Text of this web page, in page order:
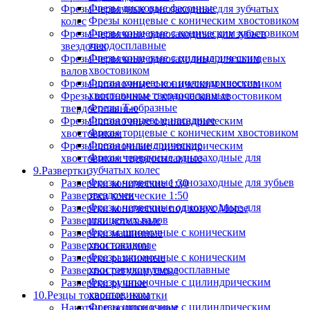
Фрезы червячные однозаходные для зубчатых
колес
Фрезы червячные однозаходные для зубьев
звездочек
Фрезы червячные однозаходные для шлицевых
валов
Фрезы шпоночные с коническим хвостовиком
Фрезы шпоночные с коническим хвостовиком
твердосплавные
Фрезы шпоночные с цилиндрическим
хвостовиком
Фрезы шпоночные с цилиндрическим
хвостовиком твердосплавные
9.Развертки
Развертки конические 1:30
Развертки конические 1:50
Развертки конические под конус Морзе
Развертки котельные
Развертки машинные
Развертки насадные
Развертки разжимные
Развертки регулируемые
Развертки ручные
10.Резцы токарные, накатки
Накатки и ролики к ним
Фрезы дисковые фасонные
Фрезы концевые с коническим хвостовиком
Фрезы концевые с коническим хвостовиком
твердосплавные
Фрезы концевые с цилиндрическим
хвостовиком
Фрезы концевые с цилиндрическим
хвостовиком твердосплавные
Фрезы Т-образные
Фрезы торцевые насадные
Фрезы торцевые с коническим хвостовиком
Фрезы цилиндрические
Фрезы червячные однозаходные для
зубчатых колес
Фрезы червячные однозаходные для зубьев
звездочек
Фрезы червячные однозаходные для
шлицевых валов
Фрезы шпоночные с коническим
хвостовиком
Фрезы шпоночные с коническим
хвостовиком твердосплавные
Фрезы шпоночные с цилиндрическим
хвостовиком
Фрезы шпоночные с цилиндрическим